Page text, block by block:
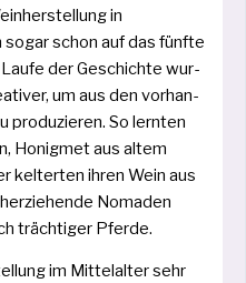
in
schon auf das fünf­te
Laufe der Geschichte wur­
um aus den vor­han­
pro­du­zie­ren. So lern­ten
Honigmet aus altem
kel­ter­ten ihren Wein aus
Nomaden
träch­ti­ger Pferde.
im Mittelalter sehr